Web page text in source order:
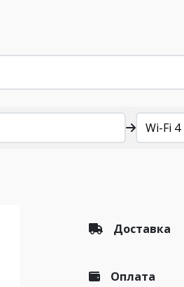
Wi-Fi 4
Доставка
Оплата